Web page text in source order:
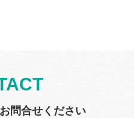
問合せください